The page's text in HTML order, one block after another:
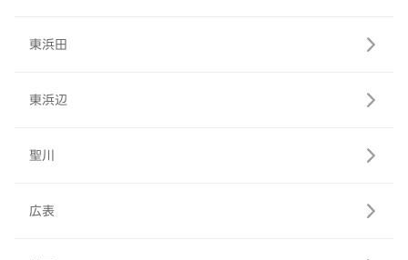
東浜田
東浜辺
聖川
広表